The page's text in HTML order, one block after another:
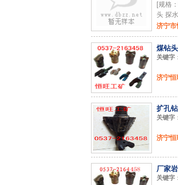
[规格
头 探
济宁市
煤钻
关键字 ：
济宁恒
扩孔
关键字 ：
济宁恒
厂家
关键字 ：